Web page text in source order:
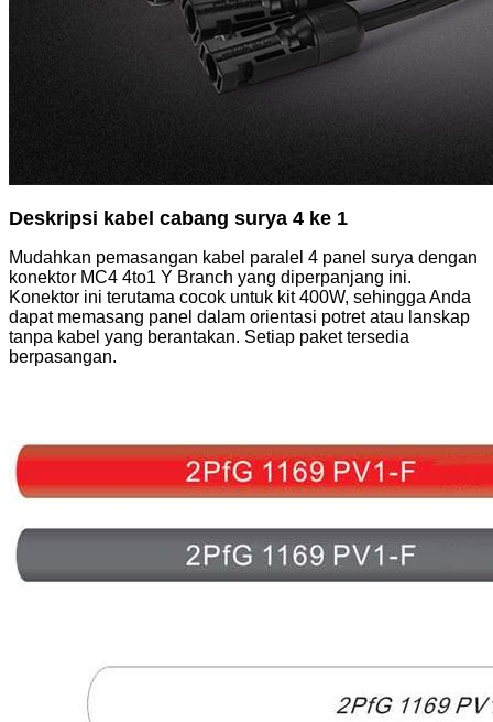
Deskripsi kabel cabang surya 4 ke 1
Mudahkan pemasangan kabel paralel 4 panel surya dengan
konektor MC4 4to1 Y Branch yang diperpanjang ini.
Konektor ini terutama cocok untuk kit 400W, sehingga Anda
dapat memasang panel dalam orientasi potret atau lanskap
tanpa kabel yang berantakan. Setiap paket tersedia
berpasangan.